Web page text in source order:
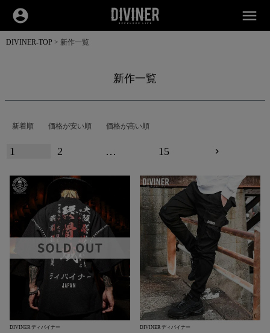
account_circle menu
DIVINER-TOP 新作一覧
新作一覧
新着順 価格が安い順 価格が高い順
1 2 … 15
DIVINER ディバイナー DIVINER ディバイナー